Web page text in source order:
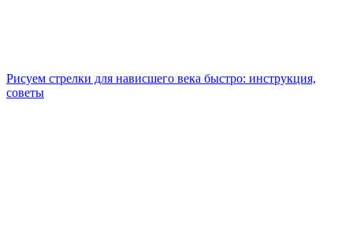
Рисуем стрелки для нависшего века быстро: инструкция,
советы